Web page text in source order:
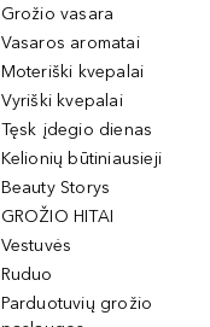
Grožio vasara
Vasaros aromatai
Moteriški kvepalai
Vyriški kvepalai
Tęsk įdegio dienas
Kelionių būtiniausieji
Beauty Storys
GROŽIO HITAI
Vestuvės
Ruduo
Parduotuvių grožio